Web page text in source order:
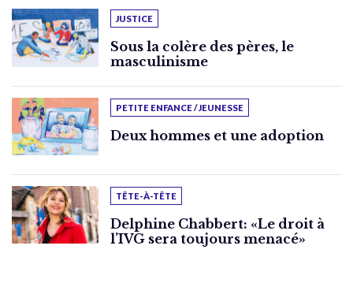
JUSTICE
Sous la colère des pères, le
masculinisme
PETITE ENFANCE / JEUNESSE
Deux hommes et une adoption
TÊTE-À-TÊTE
Delphine Chabbert: «Le droit à
l’IVG sera toujours menacé»